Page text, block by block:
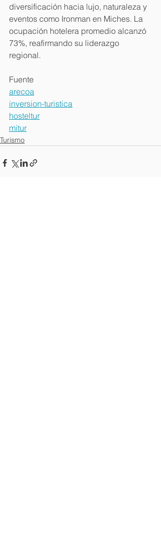
diversificación hacia lujo, naturaleza y
eventos como Ironman en Miches. La
ocupación hotelera promedio alcanzó
73%, reafirmando su liderazgo
regional.
Fuente
arecoa
inversion-turistica
hosteltur
mitur
Turismo